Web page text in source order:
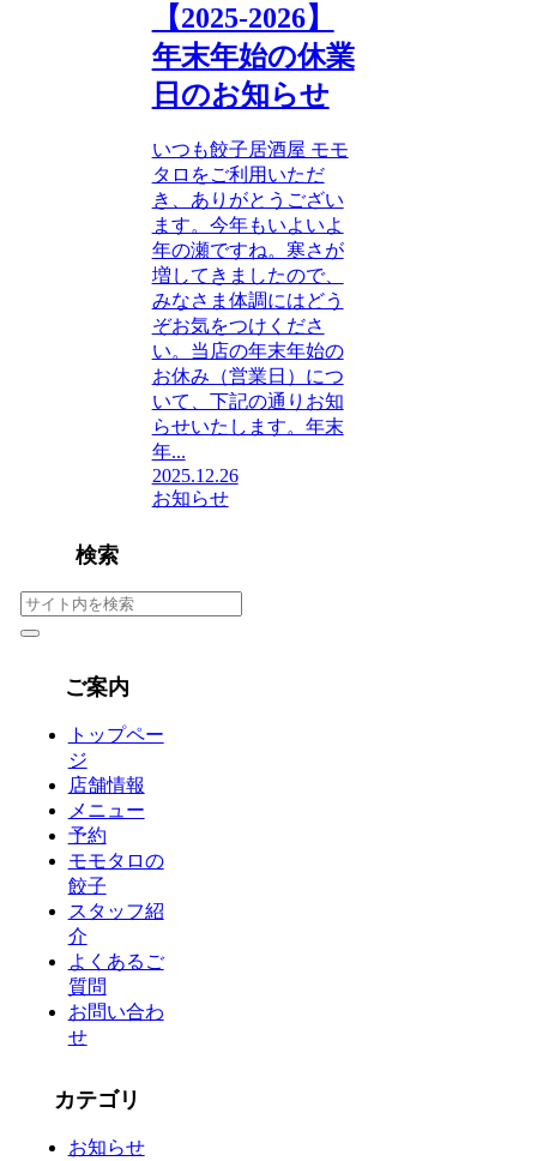
【2025-2026】
年末年始の休業
日のお知らせ
いつも餃子居酒屋 モモ
タロをご利用いただ
き、ありがとうござい
ます。今年もいよいよ
年の瀬ですね。寒さが
増してきましたので、
みなさま体調にはどう
ぞお気をつけくださ
い。当店の年末年始の
お休み（営業日）につ
いて、下記の通りお知
らせいたします。年末
年...
2025.12.26
お知らせ
検索
ご案内
トップペー
ジ
店舗情報
メニュー
予約
モモタロの
餃子
スタッフ紹
介
よくあるご
質問
お問い合わ
せ
カテゴリ
お知らせ